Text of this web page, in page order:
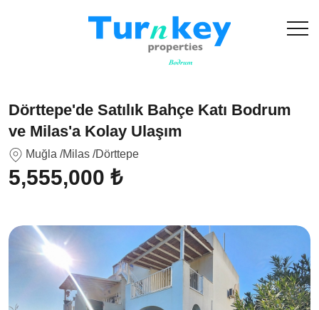
Dörttepe'de Satılık Bahçe Katı Bodrum
ve Milas'a Kolay Ulaşım
Muğla /Milas /Dörttepe
5,555,000 ₺